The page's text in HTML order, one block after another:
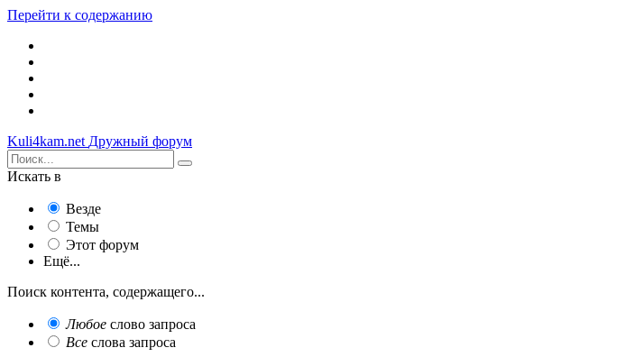
Перейти к содержанию
Kuli4kam.net Дружный форум
Искать в
Везде
Темы
Этот форум
Ещё...
Поиск контента, содержащего...
Любое слово запроса
Все слова запроса